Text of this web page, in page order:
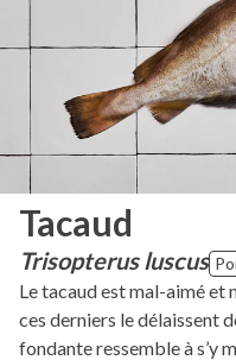
Tacaud
Trisopterus luscus
Le tacaud est mal-aimé et
ces derniers le délaissent
fondante ressemble à s’y